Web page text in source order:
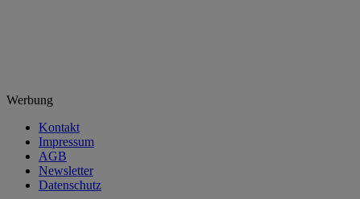
Werbung
Kontakt
Impressum
AGB
Newsletter
Datenschutz